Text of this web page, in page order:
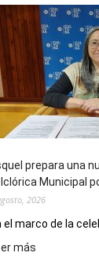
prepara una
Municipal
2026
el marco de la
más